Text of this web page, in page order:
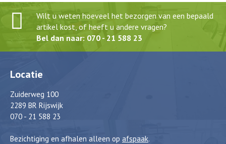
Wilt u weten hoeveel het bezorgen van een bepaald
artikel kost, of heeft u andere vragen?
Bel dan naar: 070 - 21 588 23
Locatie
Zuiderweg 100
2289 BR Rijswijk
070 - 21 588 23
Bezichtiging en afhalen alleen op afspaak.